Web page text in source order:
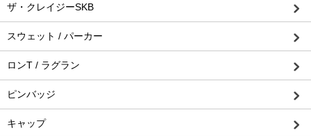
ザ・クレイジーSKB
スウェット / パーカー
ロンT / ラグラン
ピンバッジ
キャップ